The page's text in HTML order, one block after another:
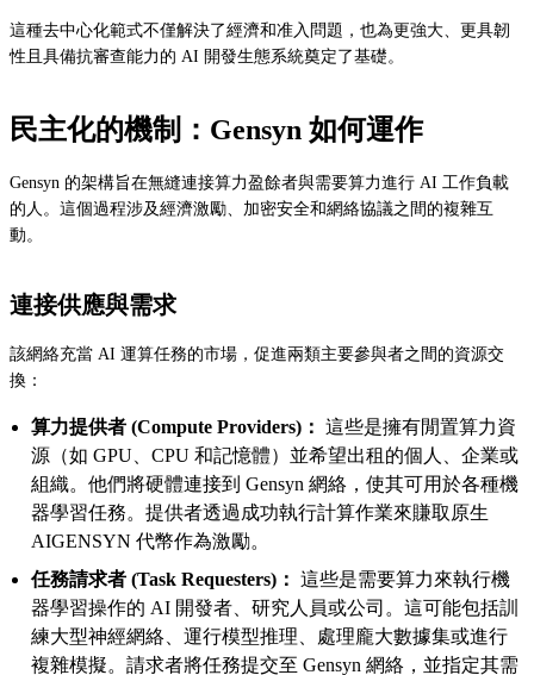
這種去中心化範式不僅解決了經濟和准入問題，也為更強大、更具韌
性且具備抗審查能力的 AI 開發生態系統奠定了基礎。
民主化的機制：Gensyn 如何運作
Gensyn 的架構旨在無縫連接算力盈餘者與需要算力進行 AI 工作負載
的人。這個過程涉及經濟激勵、加密安全和網絡協議之間的複雜互
動。
連接供應與需求
該網絡充當 AI 運算任務的市場，促進兩類主要參與者之間的資源交
換：
算力提供者 (Compute Providers)： 這些是擁有閒置算力資
源（如 GPU、CPU 和記憶體）並希望出租的個人、企業或
組織。他們將硬體連接到 Gensyn 網絡，使其可用於各種機
器學習任務。提供者透過成功執行計算作業來賺取原生
AIGENSYN 代幣作為激勵。
任務請求者 (Task Requesters)： 這些是需要算力來執行機
器學習操作的 AI 開發者、研究人員或公司。這可能包括訓
練大型神經網絡、運行模型推理、處理龐大數據集或進行
複雜模擬。請求者將任務提交至 Gensyn 網絡，並指定其需